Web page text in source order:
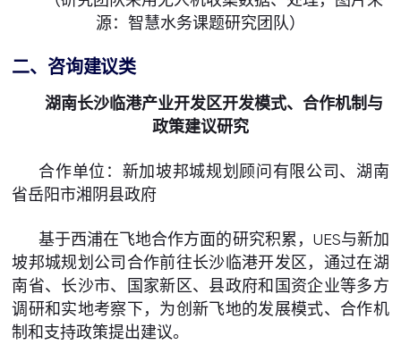
源：智慧水务课题研究团队）
二、咨询建议类
湖南长沙临港产业开发区开发模式、合作机制与
政策建议研究
合作单位：新加坡邦城规划顾问有限公司、湖南
省岳阳市湘阴县政府
基于西浦在飞地合作方面的研究积累，UES与新加
坡邦城规划公司合作前往长沙临港开发区，通过在湖
南省、长沙市、国家新区、县政府和国资企业等多方
调研和实地考察下，为创新飞地的发展模式、合作机
制和支持政策提出建议。